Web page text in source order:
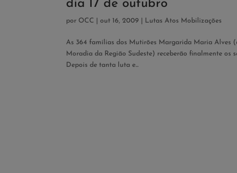
dia 17 de outubro
por OCC |out 16, 2009 Lutas Atos Mobilizações
As 364 famílias dos Mutirões Margarida Maria Alves
Moradia da Região Sudeste) receberão finalmente os
Depois de tanta luta e...